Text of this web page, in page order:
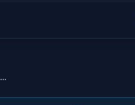
Comment des données de statut de ligne obsolètes faussent vos modèles de lead scoring